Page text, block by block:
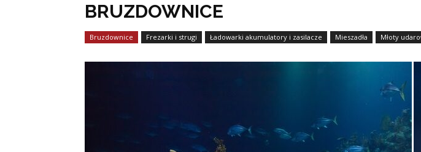
BRUZDOWNICE
Bruzdownice Frezarki i strugi Ładowarki akumulatory i zasilacze Mieszadła Młoty